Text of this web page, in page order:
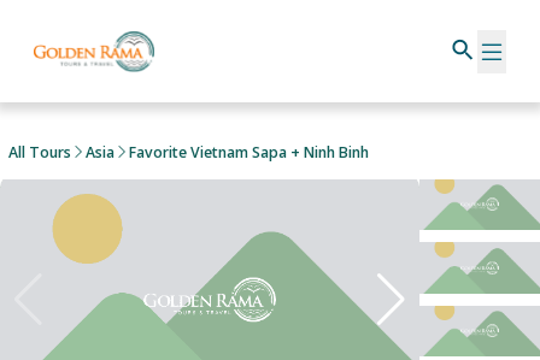
All Tours Asia Favorite Vietnam Sapa + Ninh Binh